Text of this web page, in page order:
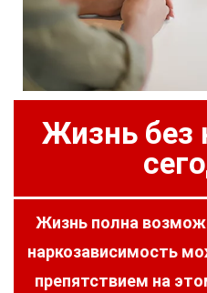
Жизнь без
Жизнь полна
наркозависимость
препятствием на